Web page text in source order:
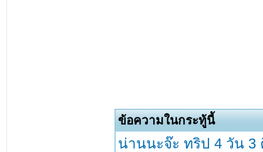
ข้อความในกระทู้นี้
น่านนะจ๊ะ ทริป 4 วัน 3